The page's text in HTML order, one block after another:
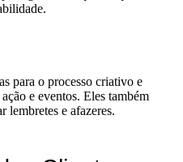
para o processo criativo e
e eventos. Eles também
lembretes e afazeres.